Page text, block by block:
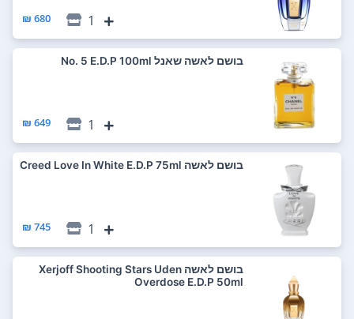
1
680 ₪
בושם לאשה שאנל No. 5 E.D.P 100ml
1
649 ₪
בושם לאשה Creed Love In White E.D.P 75ml
1
745 ₪
בושם לאשה Xerjoff Shooting Stars Uden
Overdose E.D.P 50ml